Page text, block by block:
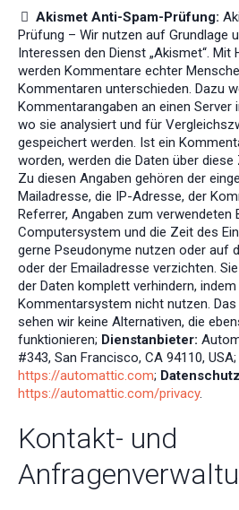
Akismet Anti-Spam-Prüfung:
Prüfung – Wir nutzen auf Grundlage
Interessen den Dienst „Akismet“.
werden Kommentare echter
Kommentaren unterschieden. Dazu
Kommentarangaben an einen Server
wo sie analysiert und für
gespeichert werden. Ist ein
worden, werden die Daten über
Zu diesen Angaben gehören der
Mailadresse, die IP-Adresse, der
Referrer, Angaben zum
Computersystem und die Zeit des
gerne Pseudonyme nutzen oder auf
oder der Emailadresse verzichten.
der Daten komplett verhindern,
Kommentarsystem nicht nutzen.
sehen wir keine Alternativen, die
funktionieren; Dienstanbieter:
#343, San Francisco, CA 94110,
https://automattic.com;
https://automattic.com/privacy.
Kontakt- und